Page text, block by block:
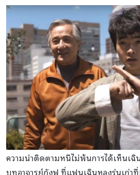
ความน่าติดตามหนีไม่พ้นการได้เห็นเ
บทอาจารย์กังฟู ที่แฟนเฉินหลงรุ่นเก่า